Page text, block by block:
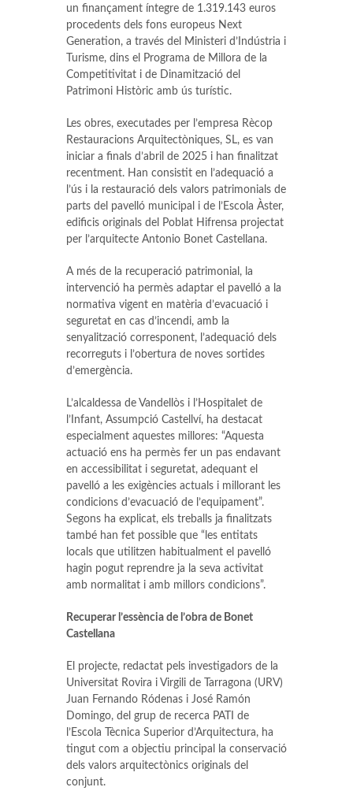
un finançament íntegre de 1.319.143 euros
procedents dels fons europeus Next
Generation, a través del Ministeri d’Indústria i
Turisme, dins el Programa de Millora de la
Competitivitat i de Dinamització del
Patrimoni Històric amb ús turístic.
Les obres, executades per l’empresa Rècop
Restauracions Arquitectòniques, SL, es van
iniciar a finals d’abril de 2025 i han finalitzat
recentment. Han consistit en l’adequació a
l’ús i la restauració dels valors patrimonials de
parts del pavelló municipal i de l’Escola Àster,
edificis originals del Poblat Hifrensa projectat
per l’arquitecte Antonio Bonet Castellana.
A més de la recuperació patrimonial, la
intervenció ha permès adaptar el pavelló a la
normativa vigent en matèria d’evacuació i
seguretat en cas d’incendi, amb la
senyalització corresponent, l’adequació dels
recorreguts i l’obertura de noves sortides
d’emergència.
L’alcaldessa de Vandellòs i l’Hospitalet de
l’Infant, Assumpció Castellví, ha destacat
especialment aquestes millores: “Aquesta
actuació ens ha permès fer un pas endavant
en accessibilitat i seguretat, adequant el
pavelló a les exigències actuals i millorant les
condicions d’evacuació de l’equipament”.
Segons ha explicat, els treballs ja finalitzats
també han fet possible que “les entitats
locals que utilitzen habitualment el pavelló
hagin pogut reprendre ja la seva activitat
amb normalitat i amb millors condicions”.
Recuperar l’essència de l’obra de Bonet
Castellana
El projecte, redactat pels investigadors de la
Universitat Rovira i Virgili de Tarragona (URV)
Juan Fernando Ródenas i José Ramón
Domingo, del grup de recerca PATI de
l’Escola Tècnica Superior d’Arquitectura, ha
tingut com a objectiu principal la conservació
dels valors arquitectònics originals del
conjunt.